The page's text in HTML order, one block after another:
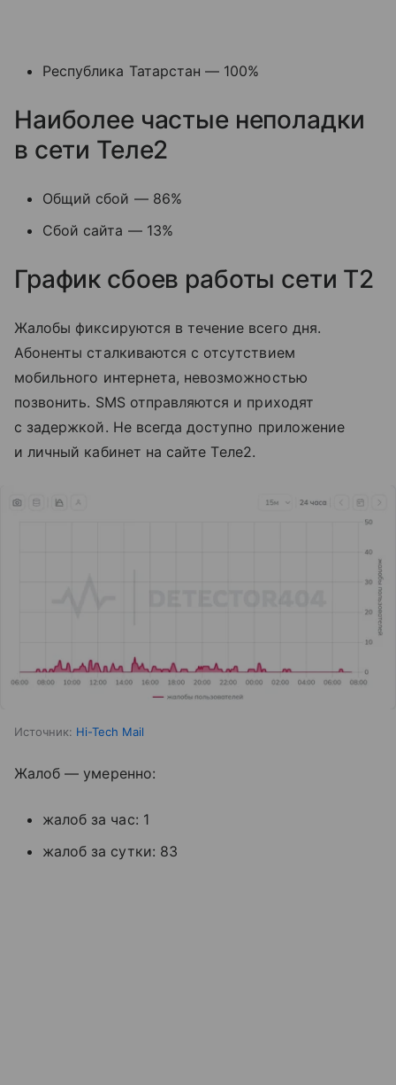
Республика Татарстан — 100%
Наиболее частые неполадки
в сети Теле2
Общий сбой — 86%
Сбой сайта — 13%
График сбоев работы сети T2
Жалобы фиксируются в течение всего дня.
Абоненты сталкиваются с отсутствием
мобильного интернета, невозможностью
позвонить. SMS отправляются и приходят
с задержкой. Не всегда доступно приложение
и личный кабинет на сайте Tеле2.
Источник: Hi-Tech Mail
Жалоб — умеренно:
жалоб за час: 1
жалоб за сутки: 83